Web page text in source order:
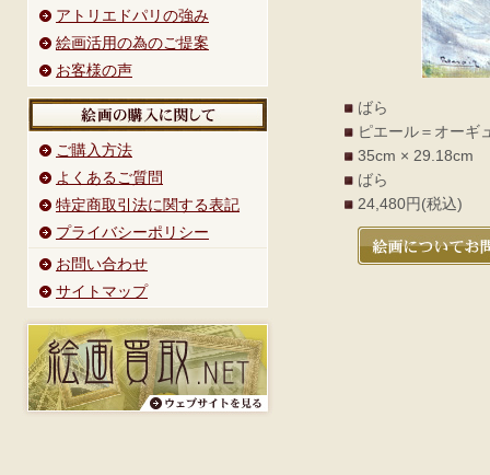
ばら
ピエール＝オーギ
35cm × 29.18cm
ばら
24,480円(税込)
アトリエドパリの強み
絵画活用の為のご提案
お客様の声
ご購入方法
よくあるご質問
特定商取引法に関する表記
プライバシーポリシー
お問い合わせ
サイトマップ